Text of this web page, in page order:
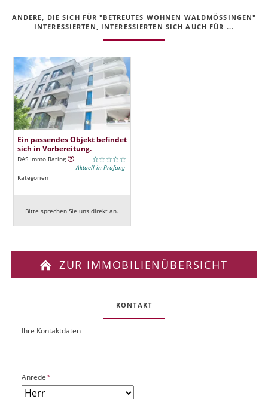
ANDERE, DIE SICH FÜR "BETREUTES WOHNEN WALDMÖSSINGEN"
INTERESSIERTEN, INTERESSIERTEN SICH AUCH FÜR ...
Ein passendes Objekt befindet
sich in Vorbereitung.
DAS Immo Rating
Aktuell in Prüfung
Kategorien
Bitte sprechen Sie uns direkt an.
ZUR IMMOBILIENÜBERSICHT
KONTAKT
O
k
UIhre Kontaktdaten
P
f
Anrede*